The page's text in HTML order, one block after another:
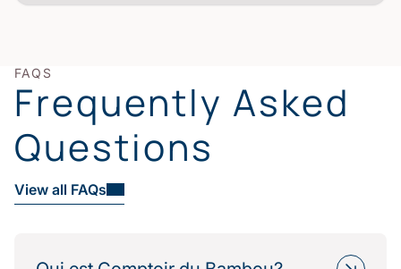
FAQS
Frequently Asked
Questions
View all FAQs